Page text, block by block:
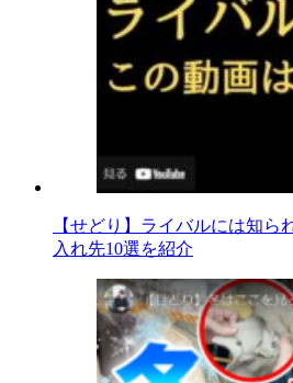
【せどり】ライバルには知ら
入れ先10選を紹介